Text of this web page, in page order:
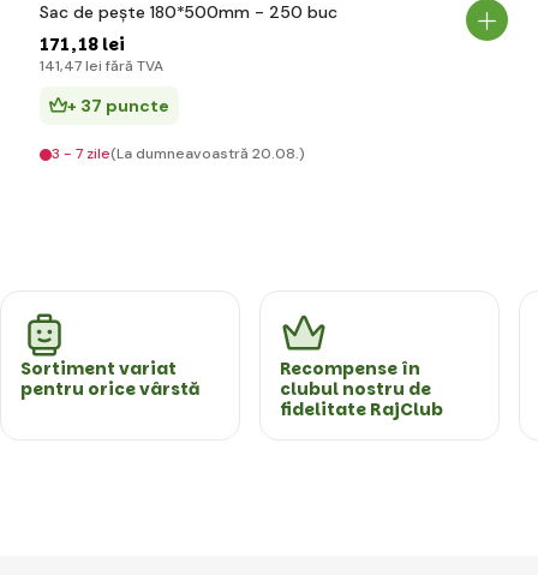
Sac de pește 180*500mm - 250 buc
171,18 lei
141,47 lei fără TVA
+ 37 puncte
3 - 7 zile(La dumneavoastră 20.08.)
Sortiment variat
pentru orice vârstă
Recompense în
clubul nostru de
fidelitate RajClub